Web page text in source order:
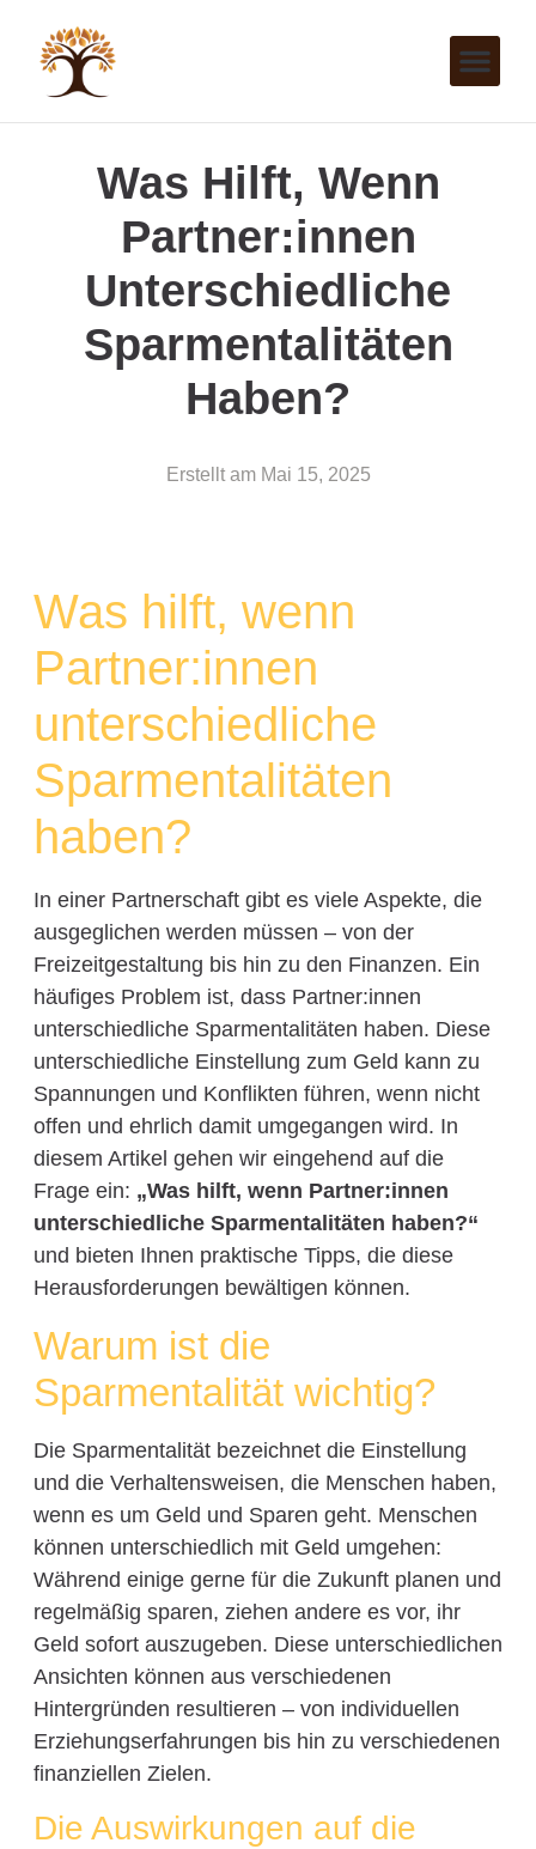
Was Hilft, Wenn
Partner:innen
Unterschiedliche
Sparmentalitäten
Haben?
Erstellt am Mai 15, 2025
Was hilft, wenn
Partner:innen
unterschiedliche
Sparmentalitäten
haben?
In einer Partnerschaft gibt es viele Aspekte, die
ausgeglichen werden müssen – von der
Freizeitgestaltung bis hin zu den Finanzen. Ein
häufiges Problem ist, dass Partner:innen
unterschiedliche Sparmentalitäten haben. Diese
unterschiedliche Einstellung zum Geld kann zu
Spannungen und Konflikten führen, wenn nicht
offen und ehrlich damit umgegangen wird. In
diesem Artikel gehen wir eingehend auf die
Frage ein: „Was hilft, wenn Partner:innen
unterschiedliche Sparmentalitäten haben?“
und bieten Ihnen praktische Tipps, die diese
Herausforderungen bewältigen können.
Warum ist die
Sparmentalität wichtig?
Die Sparmentalität bezeichnet die Einstellung
und die Verhaltensweisen, die Menschen haben,
wenn es um Geld und Sparen geht. Menschen
können unterschiedlich mit Geld umgehen:
Während einige gerne für die Zukunft planen und
regelmäßig sparen, ziehen andere es vor, ihr
Geld sofort auszugeben. Diese unterschiedlichen
Ansichten können aus verschiedenen
Hintergründen resultieren – von individuellen
Erziehungserfahrungen bis hin zu verschiedenen
finanziellen Zielen.
Die Auswirkungen auf die